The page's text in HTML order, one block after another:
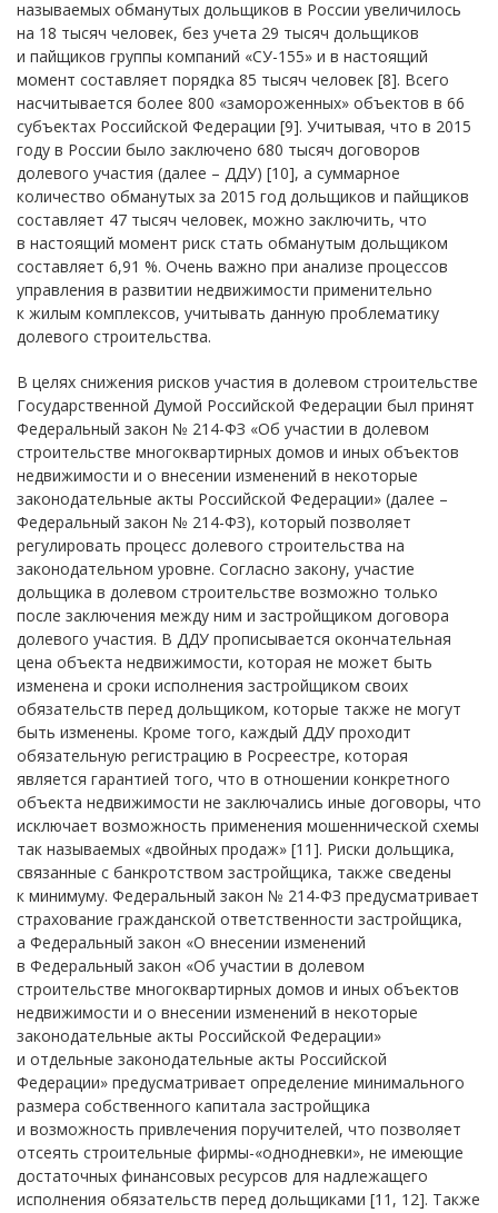
называемых обманутых дольщиков в России увеличилось
на 18 тысяч человек, без учета 29 тысяч дольщиков
и пайщиков группы компаний «СУ-155» и в настоящий
момент составляет порядка 85 тысяч человек [8]. Всего
насчитывается более 800 «замороженных» объектов в 66
субъектах Российской Федерации [9]. Учитывая, что в 2015
году в России было заключено 680 тысяч договоров
долевого участия (далее – ДДУ) [10], а суммарное
количество обманутых за 2015 год дольщиков и пайщиков
составляет 47 тысяч человек, можно заключить, что
в настоящий момент риск стать обманутым дольщиком
составляет 6,91 %. Очень важно при анализе процессов
управления в развитии недвижимости применительно
к жилым комплексов, учитывать данную проблематику
долевого строительства.
В целях снижения рисков участия в долевом строительстве
Государственной Думой Российской Федерации был принят
Федеральный закон № 214-ФЗ «Об участии в долевом
строительстве многоквартирных домов и иных объектов
недвижимости и о внесении изменений в некоторые
законодательные акты Российской Федерации» (далее –
Федеральный закон № 214-ФЗ), который позволяет
регулировать процесс долевого строительства на
законодательном уровне. Согласно закону, участие
дольщика в долевом строительстве возможно только
после заключения между ним и застройщиком договора
долевого участия. В ДДУ прописывается окончательная
цена объекта недвижимости, которая не может быть
изменена и сроки исполнения застройщиком своих
обязательств перед дольщиком, которые также не могут
быть изменены. Кроме того, каждый ДДУ проходит
обязательную регистрацию в Росреестре, которая
является гарантией того, что в отношении конкретного
объекта недвижимости не заключались иные договоры, что
исключает возможность применения мошеннической схемы
так называемых «двойных продаж» [11]. Риски дольщика,
связанные с банкротством застройщика, также сведены
к минимуму. Федеральный закон № 214-ФЗ предусматривает
страхование гражданской ответственности застройщика,
а Федеральный закон «О внесении изменений
в Федеральный закон «Об участии в долевом
строительстве многоквартирных домов и иных объектов
недвижимости и о внесении изменений в некоторые
законодательные акты Российской Федерации»
и отдельные законодательные акты Российской
Федерации» предусматривает определение минимального
размера собственного капитала застройщика
и возможность привлечения поручителей, что позволяет
отсеять строительные фирмы-«однодневки», не имеющие
достаточных финансовых ресурсов для надлежащего
исполнения обязательств перед дольщиками [11, 12]. Также